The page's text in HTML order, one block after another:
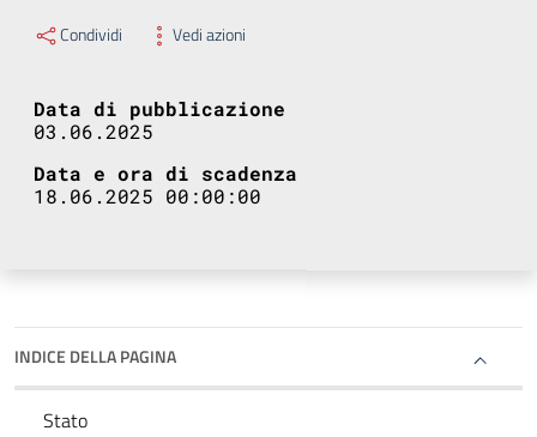
Condividi Vedi azioni
Data di pubblicazione
03.06.2025
Data e ora di scadenza
18.06.2025 00:00:00
INDICE DELLA PAGINA
Stato